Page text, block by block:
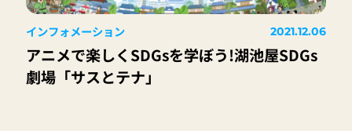
インフォメーション 2021.12.06
アニメで楽しくSDGsを学ぼう!湖池屋SDGs
劇場「サスとテナ」